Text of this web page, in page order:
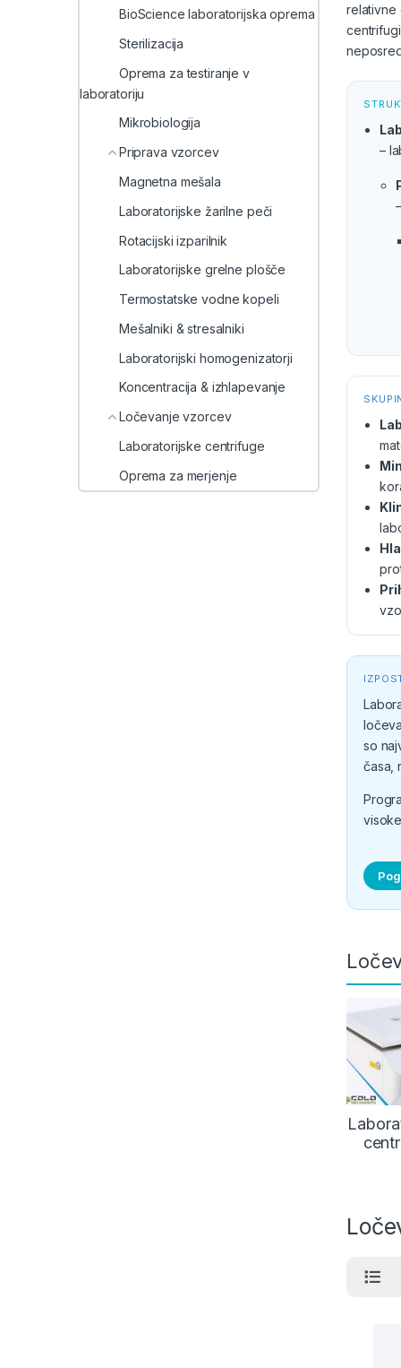
relativne
–
so
časa,
BioScience laboratorijska oprema
Sterilizacija
Oprema za testiranje v
laboratoriju
Mikrobiologija
Priprava vzorcev
Magnetna mešala
Laboratorijske žarilne peči
Rotacijski izparilnik
Laboratorijske grelne plošče
Termostatske vodne kopeli
Mešalniki & stresalniki
Laboratorijski homogenizatorji
Koncentracija & izhlapevanje
Ločevanje vzorcev
Laboratorijske centrifuge
Oprema za merjenje